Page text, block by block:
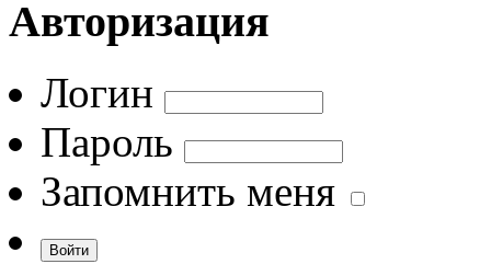
Авторизация
Логин
Пароль
Запомнить меня